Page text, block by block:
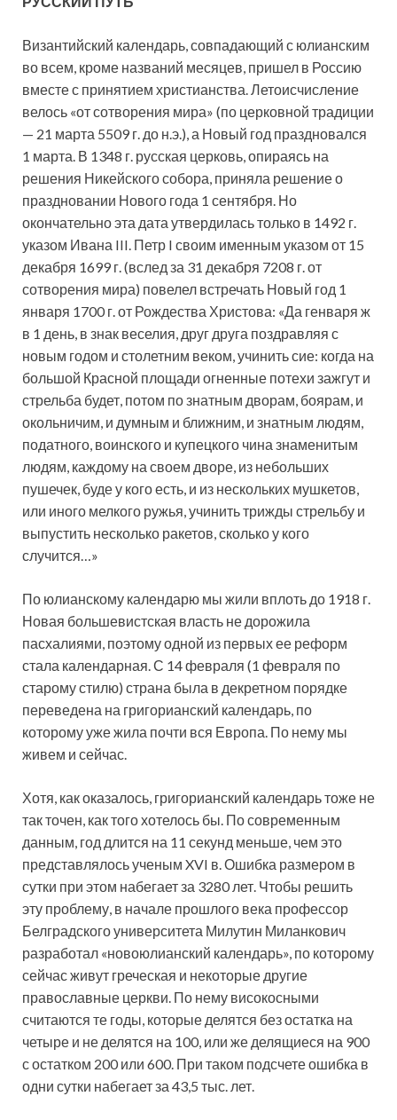
Византийский календарь, совпадающий с юлианским
во всем, кроме названий месяцев, пришел в Россию
вместе с принятием христианства. Летоисчисление
велось «от сотворения мира» (по церковной традиции
— 21 марта 5509 г. до н.э.), а Новый год праздновался
1 марта. В 1348 г. русская церковь, опираясь на
решения Никейского собора, приняла решение о
праздновании Нового года 1 сентября. Но
окончательно эта дата утвердилась только в 1492 г.
указом Ивана III. Петр I своим именным указом от 15
декабря 1699 г. (вслед за 31 декабря 7208 г. от
сотворения мира) повелел встречать Новый год 1
января 1700 г. от Рождества Христова: «Да генваря ж
в 1 день, в знак веселия, друг друга поздравляя с
новым годом и столетним веком, учинить сие: когда на
большой Красной площади огненные потехи зажгут и
стрельба будет, потом по знатным дворам, боярам, и
окольничим, и думным и ближним, и знатным людям,
податного, воинского и купецкого чина знаменитым
людям, каждому на своем дворе, из небольших
пушечек, буде у кого есть, и из нескольких мушкетов,
или иного мелкого ружья, учинить трижды стрельбу и
выпустить несколько ракетов, сколько у кого
случится…»
По юлианскому календарю мы жили вплоть до 1918 г.
Новая большевистская власть не дорожила
пасхалиями, поэтому одной из первых ее реформ
стала календарная. С 14 февраля (1 февраля по
старому стилю) страна была в декретном порядке
переведена на григорианский календарь, по
которому уже жила почти вся Европа. По нему мы
живем и сейчас.
Хотя, как оказалось, григорианский календарь тоже не
так точен, как того хотелось бы. По современным
данным, год длится на 11 секунд меньше, чем это
представлялось ученым XVI в. Ошибка размером в
сутки при этом набегает за 3280 лет. Чтобы решить
эту проблему, в начале прошлого века профессор
Белградского университета Милутин Миланкович
разработал «новоюлианский календарь», по которому
сейчас живут греческая и некоторые другие
православные церкви. По нему високосными
считаются те годы, которые делятся без остатка на
четыре и не делятся на 100, или же делящиеся на 900
с остатком 200 или 600. При таком подсчете ошибка в
одни сутки набегает за 43,5 тыс. лет.